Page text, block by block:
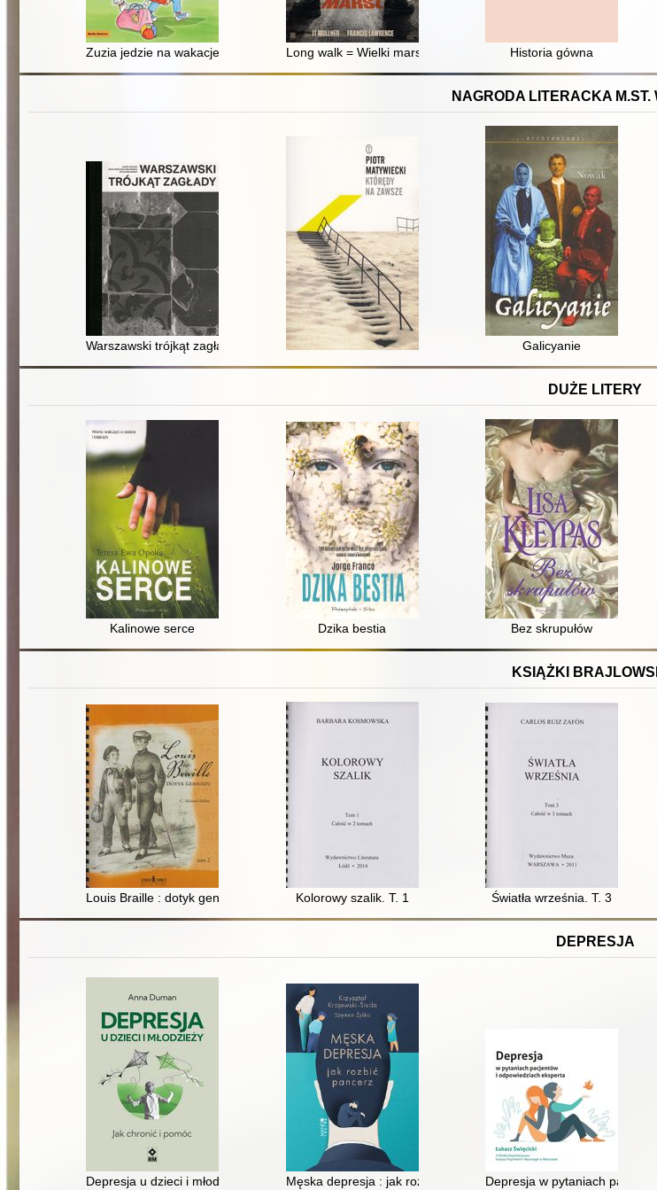
Zuzia jedzie na wakacje Long walk = Wielki marsz Historia gówna
NAGRODA LITERACKA M.ST.
Warszawski trójkąt zagłady Galicyanie
DUŻE LITERY
Kalinowe serce Dzika bestia Bez skrupułów
KSIĄŻKI
Louis Braille : dotyk geniuszu. T. 2 Kolorowy szalik. T. 1 Światła września. T. 3
DEPRESJA
Depresja u dzieci i młodzieży : jak chronić i pomócMęska depresja : jak rozbić pancerzDepresja w pytaniach